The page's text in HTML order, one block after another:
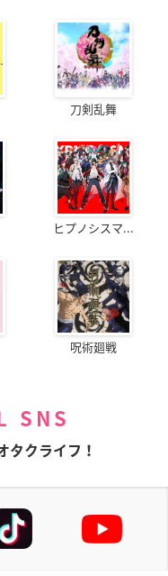
刀剣乱舞
ヒプノシスマ...
呪術廻戦
SNS
タクライフ！